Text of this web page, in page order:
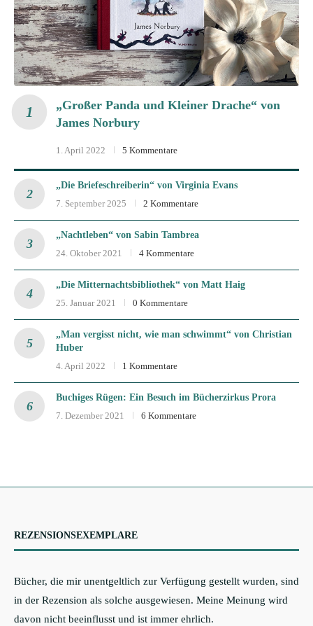
„Großer Panda und Kleiner Drache“ von
James Norbury
1. April 2022 5 Kommentare
„Die Briefeschreiberin“ von Virginia Evans
7. September 2025
2 Kommentare
„Nachtleben“ von Sabin Tambrea
24. Oktober 2021
4 Kommentare
„Die Mitternachtsbibliothek“ von Matt Haig
25. Januar 2021
0 Kommentare
„Man vergisst nicht, wie man schwimmt“ von Christian
Huber
4. April 2022
1 Kommentare
Buchiges Rügen: Ein Besuch im Bücherzirkus Prora
7. Dezember 2021
6 Kommentare
REZENSIONSEXEMPLARE
Bücher, die mir unentgeltlich zur Verfügung gestellt wurden, sind
in der Rezension als solche ausgewiesen. Meine Meinung wird
davon nicht beeinflusst und ist immer ehrlich.